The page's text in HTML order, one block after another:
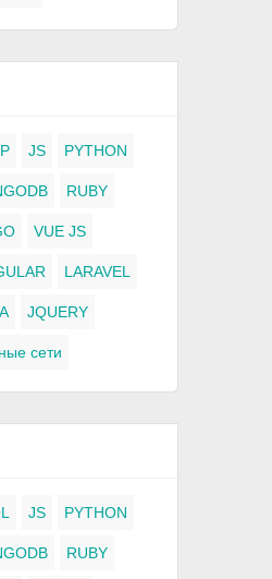
JS PYTHON
RUBY
VUE JS
LARAVEL
JQUERY
сети
JS PYTHON
RUBY